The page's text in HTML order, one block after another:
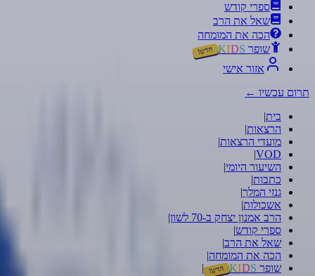
ספרי קודש
שאל את הרב
הכה את המומחה
שופר
KIDS חדש!
אזור אישי
תרום עכשיו ←
בית|
הרצאות|
מועדי הרצאות|
VOD
|
השיעור היומי|
כתבות|
גנזי המלך|
אשכולות|
הרב אמנון יצחק ב-70 לשון
|
ספרי קודש|
שאל את הרב|
הכה את המומחה|
שופר
KIDS חדש! |